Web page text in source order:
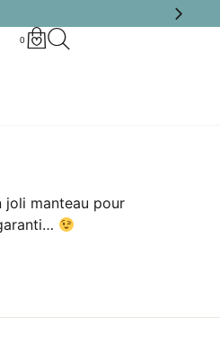
0
joli manteau pour